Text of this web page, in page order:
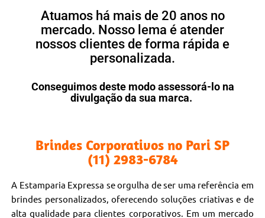
Atuamos há mais de 20 anos no
mercado. Nosso lema é atender
nossos clientes de forma rápida e
personalizada.
Conseguimos deste modo assessorá-lo na
divulgação da sua marca.
Brindes Corporativos no Pari SP
(11) 2983-6784
A Estamparia Expressa se orgulha de ser uma referência em
brindes personalizados, oferecendo soluções criativas e de
alta qualidade para clientes corporativos. Em um mercado